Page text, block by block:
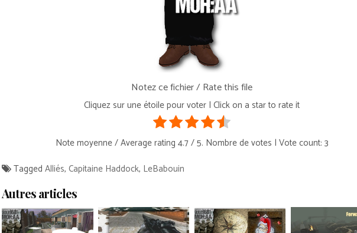
Notez ce fichier / Rate this file
Cliquez sur une étoile pour voter | Click on a star to rate it
Note moyenne / Average rating 4.7/ 5. Nombre de votes | Vote count: 3
TaggedAlliés,Capitaine Haddock, LeBabouin
Autres articles